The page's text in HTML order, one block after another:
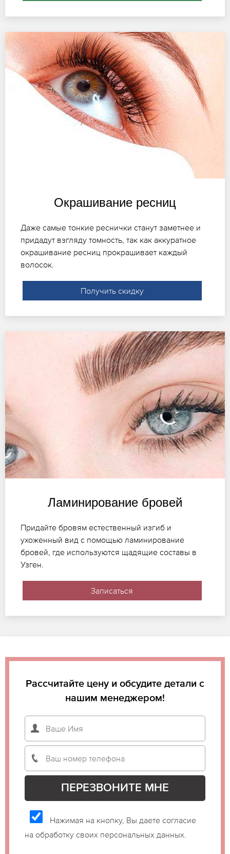
Окрашивание ресниц
Даже самые тонкие реснички станут заметнее и
придадут взгляду томность, так как аккуратное
окрашивание ресниц прокрашивает каждый
волосок.
Получить скидку
Ламинирование бровей
Придайте бровям естественный изгиб и
ухоженный вид с помощью ламинирование
бровей, где используются щадящие составы в
Узген.
Записаться
Рассчитайте цену и обсудите детали с
нашим менеджером!
Нажимая на кнопку, Вы даете согласие
на обработку своих персональных данных.